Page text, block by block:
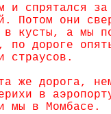
и спрятался за
Потом они
в кусты, а мы
по дороге
страусов.
же дорога,
в
мы в Момбасе.